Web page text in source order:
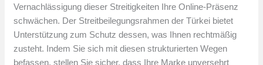
Vernachlässigung dieser Streitigkeiten Ihre Online-Präsenz
schwächen. Der Streitbeilegungsrahmen der Türkei bietet
Unterstützung zum Schutz dessen, was Ihnen rechtmäßig
zusteht. Indem Sie sich mit diesen strukturierten Wegen
befassen, stellen Sie sicher, dass Ihre Marke unversehrt